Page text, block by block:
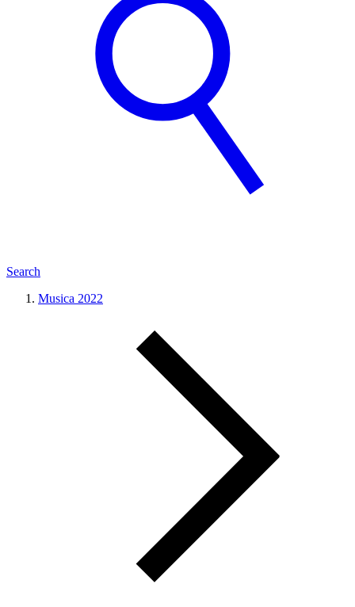
Search
Musica 2022